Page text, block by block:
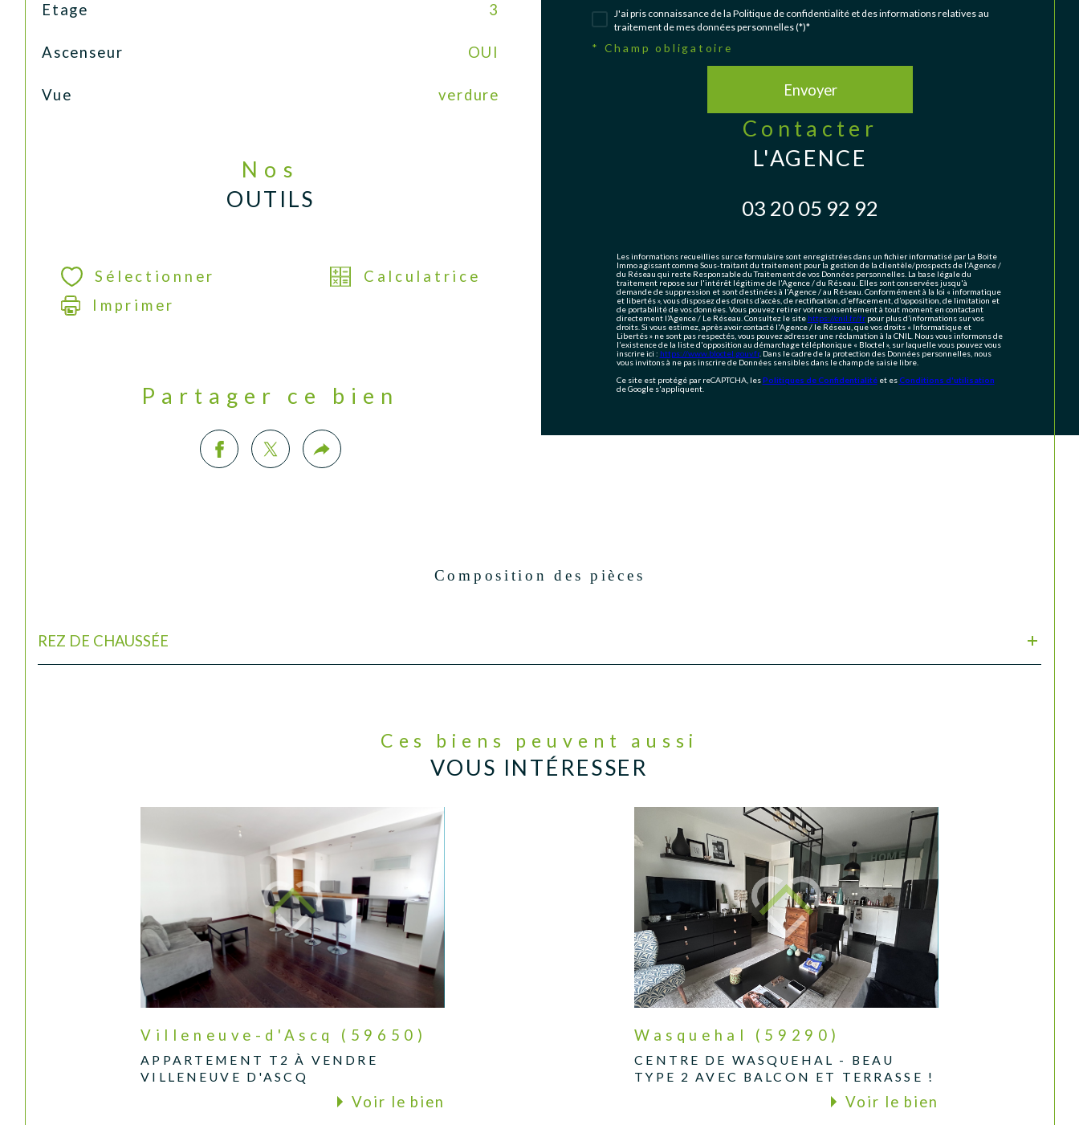
Etage 3
Ascenseur OUI
Vue verdure
Nos
OUTILS
Sélectionner
Calculatrice
Imprimer
Partager ce bien
J'ai pris connaissance de la Politique de confidentialité et des informations relatives au
traitement de mes données personnelles (*)*
* Champ obligatoire
Envoyer
contacter
L'AGENCE
03 20 05 92 92
Les informations recueillies sur ce formulaire sont enregistrées dans un fichier informatisé par La Boite
Immo agissant comme Sous-traitant du traitement pour la gestion de la clientèle/prospects de l'Agence /
du Réseau qui reste Responsable du Traitement de vos Données personnelles. La base légale du
traitement repose sur l'intérêt légitime de l'Agence / du Réseau. Elles sont conservées jusqu'à
demande de suppression et sont destinées à l'Agence / au Réseau. Conformément à la loi « informatique
et libertés », vous disposez des droits d’accès, de rectification, d’effacement, d’opposition, de limitation et
de portabilité de vos données. Vous pouvez retirer votre consentement à tout moment en contactant
directement l’Agence / Le Réseau. Consultez le site https://cnil.fr/frpour plus d’informations sur vos
droits. Si vous estimez, après avoir contacté l'Agence / le Réseau, que vos droits « Informatique et
Libertés » ne sont pas respectés, vous pouvez adresser une réclamation à la CNIL. Nous vous informons de
l’existence de la liste d'opposition au démarchage téléphonique « Bloctel », sur laquelle vous pouvez vous
inscrire ici : https://www.bloctel.gouv.fr. Dans le cadre de la protection des Données personnelles, nous
vous invitons à ne pas inscrire de Données sensibles dans le champ de saisie libre.
Ce site est protégé par reCAPTCHA, lesPolitiques de Confidentialitéet esConditions d'utilisation
de Google s'appliquent.
Composition des pièces
REZ DE CHAUSSÉE
Ces biens peuvent aussi
VOUS INTÉRESSER
Villeneuve-d'Ascq (59650)
APPARTEMENT T2 À VENDRE
VILLENEUVE D'ASCQ
Voir le bien
Wasquehal (59290)
CENTRE DE WASQUEHAL - BEAU
TYPE 2 AVEC BALCON ET TERRASSE !
Voir le bien